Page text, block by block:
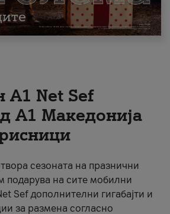
A1 Net Sеf
А1 Македонија
сезоната на празнични
подарува на сите мобилни
Sef дополнителни гигабајти и
за размена согласно